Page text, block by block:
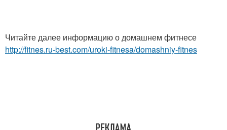
Читайте далее информацию о домашнем фитнесе
http://fitnes.ru-best.com/uroki-fitnesa/domashniy-fitnes